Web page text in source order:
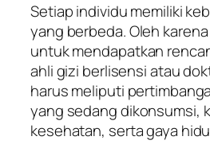
Setiap individu memiliki
yang berbeda. Oleh
untuk mendapatkan
ahli gizi berlisensi atau
harus meliputi
yang sedang dikonsumsi,
kesehatan, serta gaya